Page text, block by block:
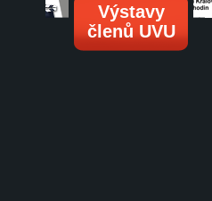
Výstavy
členů UVU